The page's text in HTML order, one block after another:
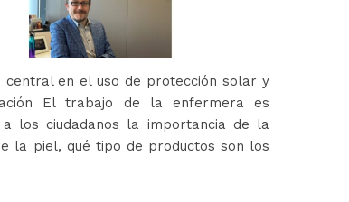
central en el uso de protección solar y
El trabajo de la enfermera es
los ciudadanos la importancia de la
la piel, qué tipo de productos son los